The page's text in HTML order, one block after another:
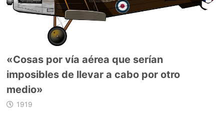
«Cosas por vía aérea que serían
imposibles de llevar a cabo por otro
medio»
1919